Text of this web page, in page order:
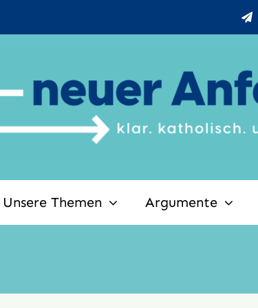
Unsere Themen Argumente